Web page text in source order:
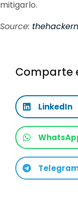
mitigarlo.
Source:
Comparte
LinkedIn